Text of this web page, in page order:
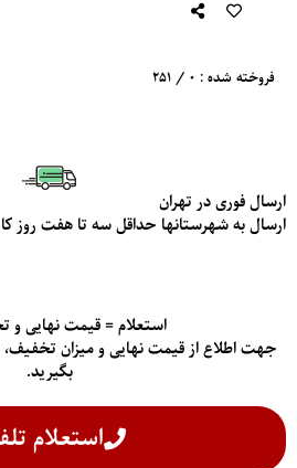
فروخته شده : 0 / 251
ارسال فوری در تهران
ارسال به شهرستانها حداقل سه تا هفت روز
استعلام = قیمت نهایی و
جهت اطلاع از قیمت‌ نهایی و میزان تخفیف،
بگیرید.
استعلام